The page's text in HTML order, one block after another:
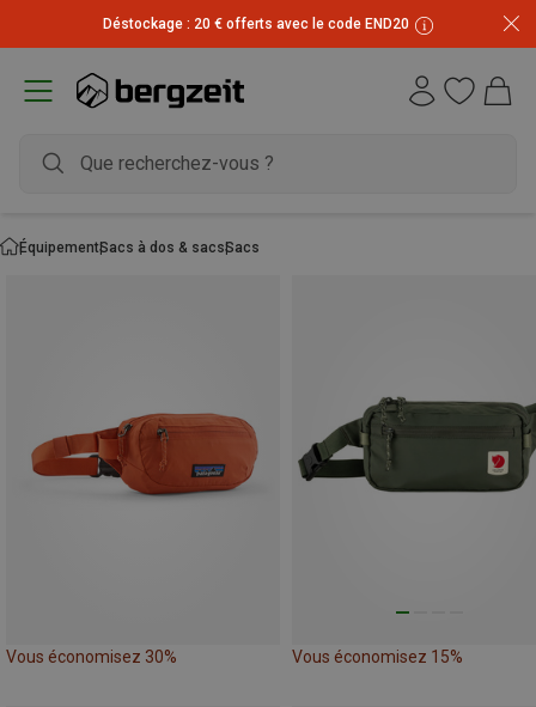
Inscrivez-vous à la newsletter et recevez 10 € !
ÉquipementSacs à dos & sacsSacs
Vous économisez 30% Vous économisez 15%